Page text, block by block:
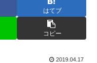
はてブ
コピー
2019.04.17